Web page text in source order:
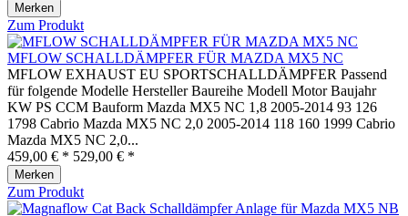
Merken
Zum Produkt
MFLOW SCHALLDÄMPFER FÜR MAZDA MX5 NC
MFLOW EXHAUST EU SPORTSCHALLDÄMPFER Passend
für folgende Modelle Hersteller Baureihe Modell Motor Baujahr
KW PS CCM Bauform Mazda MX5 NC 1,8 2005-2014 93 126
1798 Cabrio Mazda MX5 NC 2,0 2005-2014 118 160 1999 Cabrio
Mazda MX5 NC 2,0...
459,00 € * 529,00 € *
Merken
Zum Produkt